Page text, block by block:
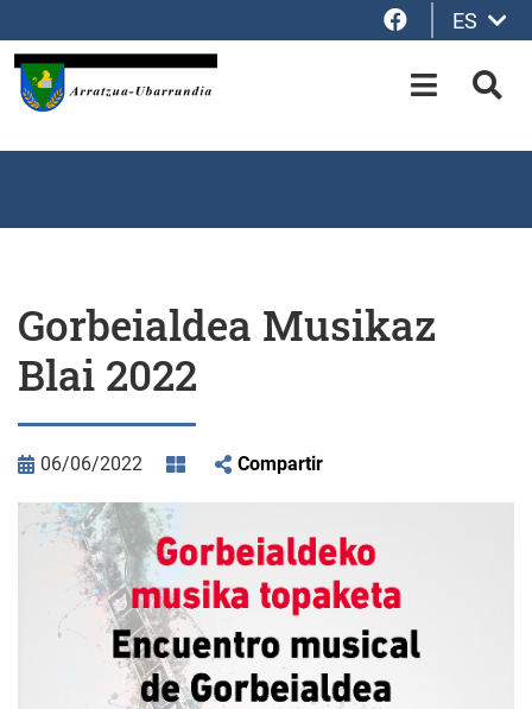
Facebook
ES
OPEN-
Gorbeialdea Musikaz
Blai 2022
06/06/2022 Compartir